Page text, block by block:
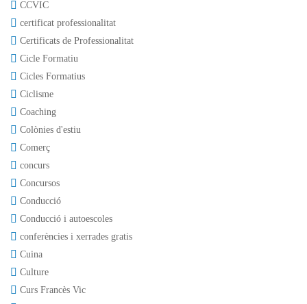
CCVIC
certificat professionalitat
Certificats de Professionalitat
Cicle Formatiu
Cicles Formatius
Ciclisme
Coaching
Colònies d'estiu
Comerç
concurs
Concursos
Conducció
Conducció i autoescoles
conferències i xerrades gratis
Cuina
Culture
Curs Francès Vic